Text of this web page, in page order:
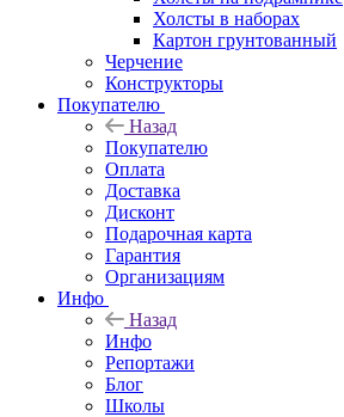
Холсты в наборах
Картон грунтованный
Черчение
Конструкторы
Покупателю
Назад
Покупателю
Оплата
Доставка
Дисконт
Подарочная карта
Гарантия
Организациям
Инфо
Назад
Инфо
Репортажи
Блог
Школы